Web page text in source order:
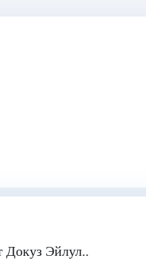
Докуз Эйлул..